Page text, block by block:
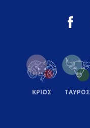
ΚΡΙΟΣ ΤΑΥΡΟΣ